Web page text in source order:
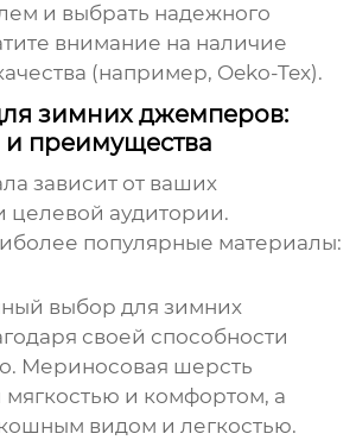
и выбрать надежного
внимание на наличие
(например, Oeko-Tex).
зимних джемперов:
и преимущества
зависит от ваших
целевой аудитории.
популярные материалы:
выбор для зимних
своей способности
Мериносовая шерсть
мягкостью и комфортом, а
видом и легкостью.